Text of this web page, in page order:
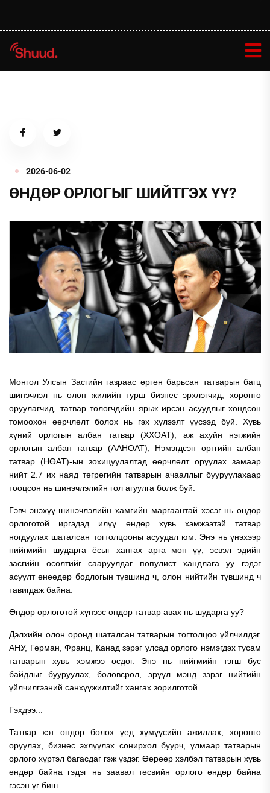
2026-06-02
ӨНДӨР ОРЛОГЫГ ШИЙТГЭХ ҮҮ?
Монгол Улсын Засгийн газраас өргөн барьсан татварын багц
шинэчлэл нь олон жилийн турш бизнес эрхлэгчид, хөрөнгө
оруулагчид, татвар төлөгчдийн ярьж ирсэн асуудлыг хөндсөн
томоохон өөрчлөлт болох нь гэх хүлээлт үүсээд буй. Хувь
хүний орлогын албан татвар (ХХОАТ), аж ахуйн нэгжийн
орлогын албан татвар (ААНОАТ), Нэмэгдсэн өртгийн албан
татвар (НӨАТ)-ын зохицуулалтад өөрчлөлт оруулах замаар
нийт 2.7 их наяд төгрөгийн татварын ачааллыг бууруулахаар
тооцсон нь шинэчлэлийн гол агуулга болж буй.
Гэвч энэхүү шинэчлэлийн хамгийн маргаантай хэсэг нь өндөр
орлоготой иргэдэд илүү өндөр хувь хэмжээтэй татвар
ногдуулах шаталсан тогтолцооны асуудал юм. Энэ нь үнэхээр
нийгмийн шударга ёсыг хангах арга мөн үү, эсвэл эдийн
засгийн өсөлтийг сааруулдаг популист хандлага уу гэдэг
асуулт өнөөдөр бодлогын түвшинд ч, олон нийтийн түвшинд ч
тавигдаж байна.
Өндөр орлоготой хүнээс өндөр татвар авах нь шударга уу?
Дэлхийн олон оронд шаталсан татварын тогтолцоо үйлчилдэг.
АНУ, Герман, Франц, Канад зэрэг улсад орлого нэмэгдэх тусам
татварын хувь хэмжээ өсдөг. Энэ нь нийгмийн тэгш бус
байдлыг бууруулах, боловсрол, эрүүл мэнд зэрэг нийтийн
үйлчилгээний санхүүжилтийг хангах зорилготой.
Гэхдээ...
Татвар хэт өндөр болох үед хүмүүсийн ажиллах, хөрөнгө
оруулах, бизнес эхлүүлэх сонирхол буурч, улмаар татварын
орлого хүртэл багасдаг гэж үздэг. Өөрөөр хэлбэл татварын хувь
өндөр байна гэдэг нь заавал төсвийн орлого өндөр байна
гэсэн үг биш.